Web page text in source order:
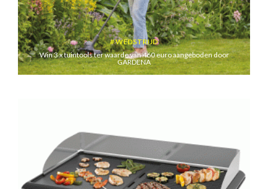
WEDSTRIJD
Win 3 x tuintools ter waarde van 460 euro aangeboden door
GARDENA